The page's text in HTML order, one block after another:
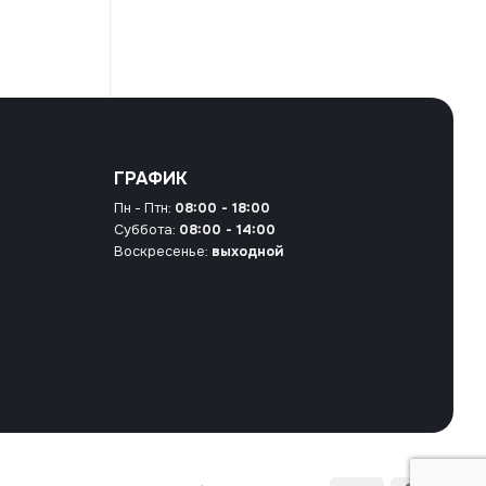
ГРАФИК
Пн - Птн: 08:00 - 18:00
Суббота: 08:00 - 14:00
Воскресенье: выходной